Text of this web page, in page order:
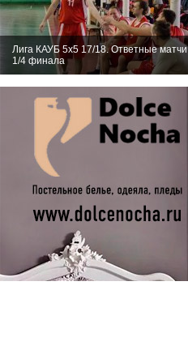
Лига КАУБ 5х5 17/18. Ответные матчи
1/4 финала